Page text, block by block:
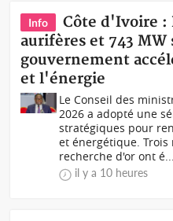
Info
Côte d'Ivoire :
aurifères et 743
gouvernement
et l'énergie
Le Conseil des
2026 a adopté une
stratégiques pour
et énergétique.
recherche d'or ont é...
il y a 10 heures